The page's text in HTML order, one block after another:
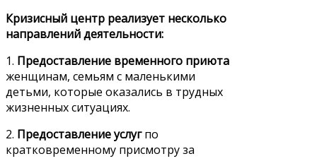
Кризисный центр реализует несколько
направлений деятельности:
1. Предоставление временного приюта
женщинам, семьям с маленькими
детьми, которые оказались в трудных
жизненных ситуациях.
2. Предоставление услугпо
кратковременному присмотру за